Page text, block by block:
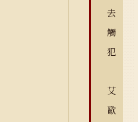
去
觸
犯
艾
歐